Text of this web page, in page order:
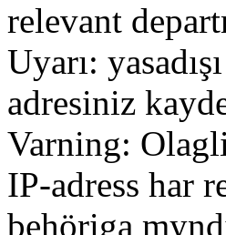
relevant
Uyarı:
adresiniz
Varning:
IP-adress har
behöriga